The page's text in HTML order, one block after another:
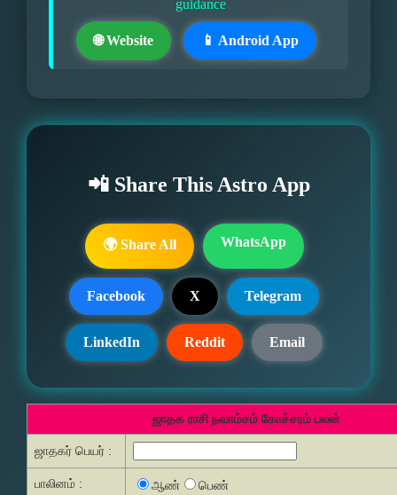
guidance
🌐 Website 📱 Android App
📲 Share This Astro App
🌍 Share All WhatsApp
Facebook X Telegram
LinkedIn Reddit Email
ஜாதக ராசி நவாம்சம் கோச்சரம் பலன்
ஜாதகர் பெயர் :
பாலினம் : ஆண் பெண்